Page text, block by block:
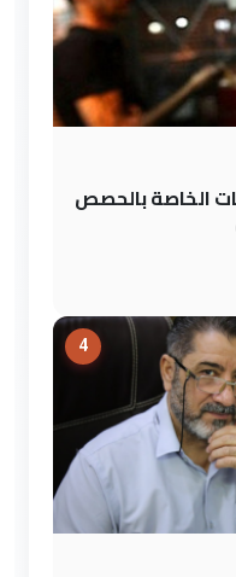
الخاصة بالحصص
4